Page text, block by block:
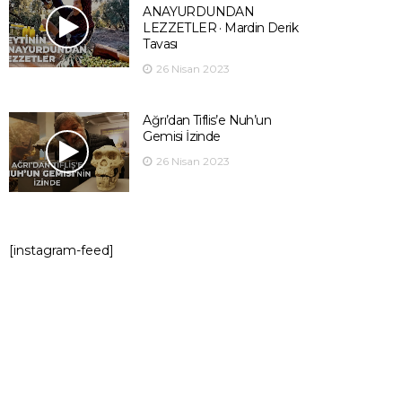
ANAYURDUNDAN
LEZZETLER · Mardin Derik
Tavası
26 Nisan 2023
Ağrı’dan Tiflis’e Nuh’un
Gemisi İzinde
26 Nisan 2023
[instagram-feed]